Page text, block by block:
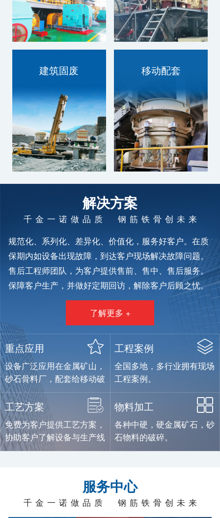
建筑固废
技术过硬，质量为本
移动配套
技术过硬，质量为本
解决方案
千金一诺做品质 钢筋铁骨创未来
规范化、系列化、差异化、价值化，服务好客户。在质
保期内如设备出现故障，到达客户现场解决故障问题。
售后工程师团队，为客户提供售前、售中、售后服务。
保障客户生产，并做好定期回访，解除客户后顾之忧。
了解更多 +
重点应用
设备广泛应用在金属矿山，
砂石骨料厂，配套给移动破
碎设备制造企业。
工程案例
全国多地，多行业拥有现场
工程案例。
工艺方案
免费为客户提供工艺方案，
协助客户了解设备与生产线
信息。
物料加工
各种中硬，硬金属矿石，砂
石物料的破碎。
服务中心
千金一诺做品质 钢筋铁骨创未来